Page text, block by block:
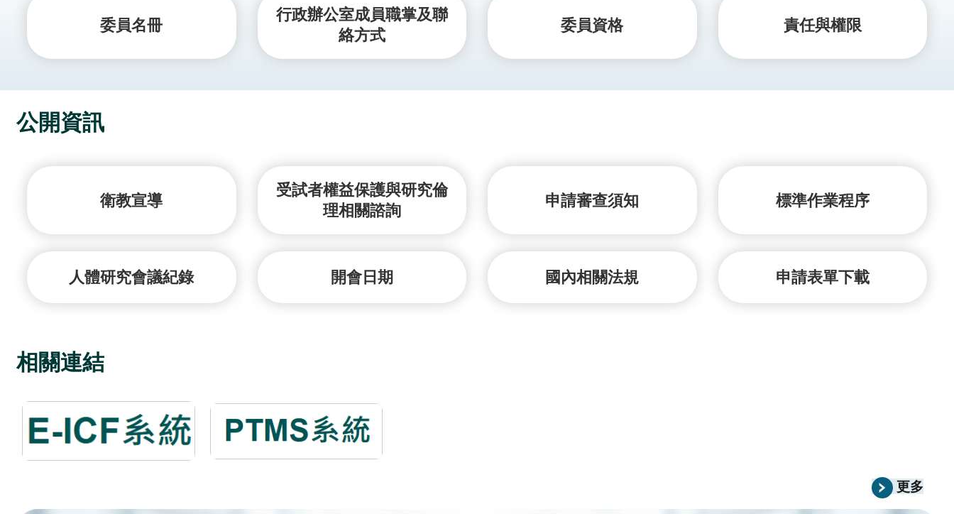
委員名冊
行政辦公室成員職掌及聯
絡方式
委員資格 責任與權限
公開資訊
衛教宣導
受試者權益保護與研究倫
理相關諮詢
申請審查須知 標準作業程序
人體研究會議紀錄 開會日期 國內相關法規 申請表單下載
相關連結
更多